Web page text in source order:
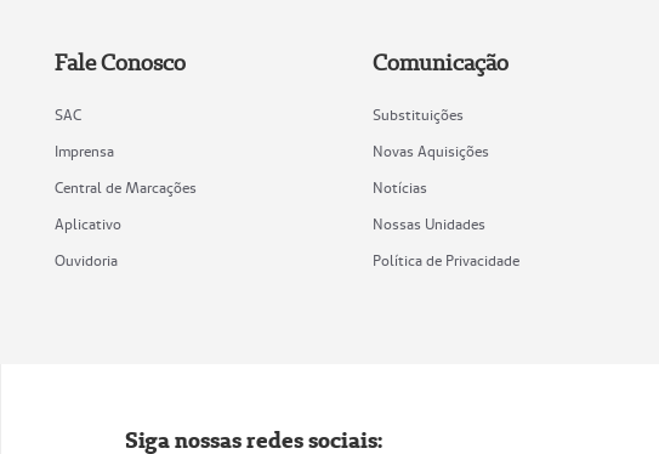
Fale Conosco
SAC
Imprensa
Central de Marcações
Aplicativo
Ouvidoria
Comunicação
Substituições
Novas Aquisições
Notícias
Nossas Unidades
Política de Privacidade
Siga nossas redes sociais: